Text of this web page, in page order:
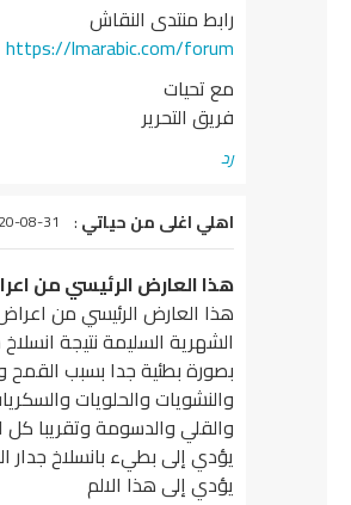
رابط منتدى النقاش
https://lmarabic.com/forum
مع تحيات
فريق التحرير
اهلي اغلى من حياتي: 2020-08-31 الساعة 11:30
هذا العارض الرئيسي من اعراض…
هذا العارض الرئيسي من اعراض
الشهرية السليمة نتيجة انسلاخ جدار
بصورة بطئية جدا بسبب القمح
والنشويات والحلويات والسكريات والرز
والقلي والدسومة وتقريبا كل انواع
يؤدي إلى بطيء بانسلاخ جدار الرحم
يؤدي إلى هذا الالم